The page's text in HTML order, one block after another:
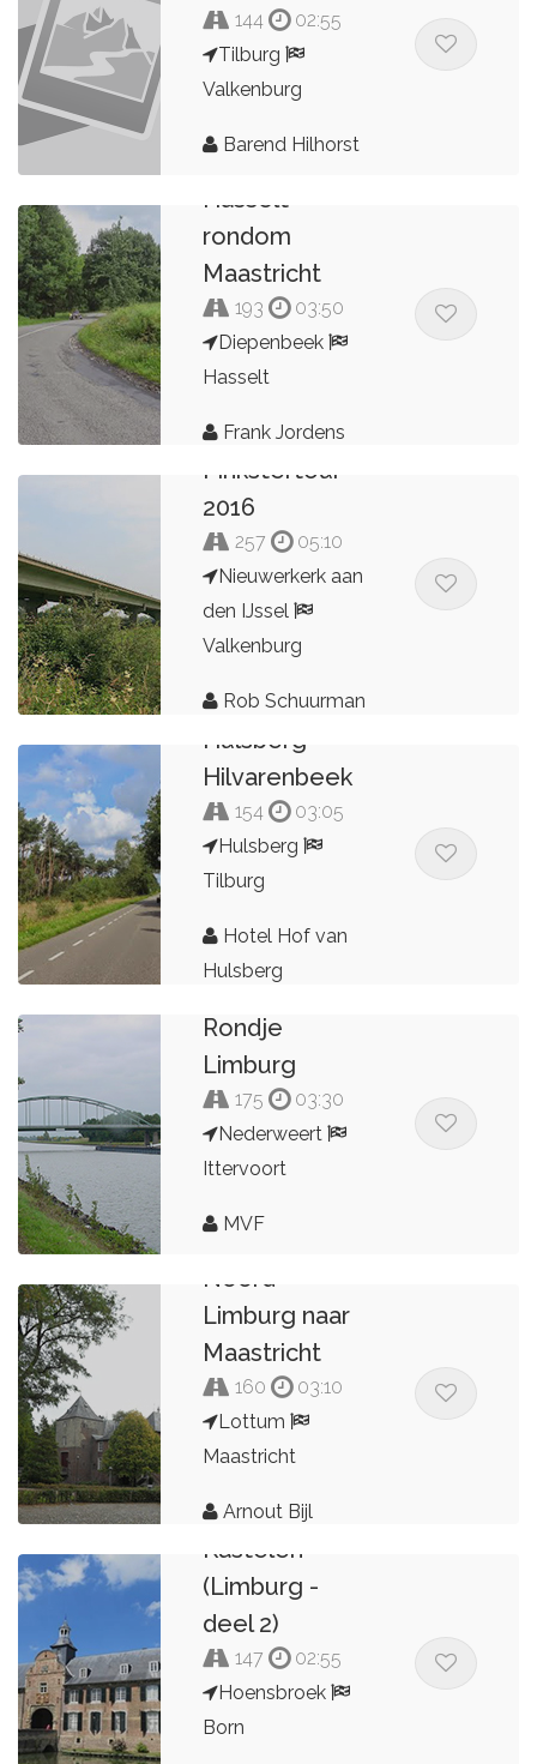
144
02:55
Tilburg
Valkenburg
Barend Hilhorst
Hasselt
rondom
Maastricht
193
03:50
Diepenbeek
Hasselt
Frank Jordens
Pinkstertour
2016
257
05:10
Nieuwerkerk aan
den IJssel
Valkenburg
Rob Schuurman
Hulsberg -
Hilvarenbeek
154
03:05
Hulsberg
Tilburg
Hotel Hof van
Hulsberg
Rondje
Limburg
175
03:30
Nederweert
Ittervoort
MVF
Noord-
Limburg naar
Maastricht
160
03:10
Lottum
Maastricht
Arnout Bijl
Landhuizen &
Kastelen
(Limburg -
deel 2)
147
02:55
Hoensbroek
Born